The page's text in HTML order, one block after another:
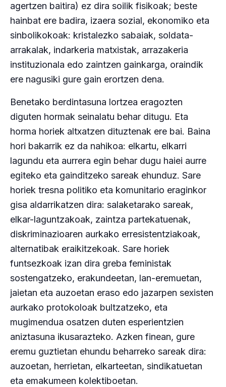
agertzen baitira) ez dira soilik fisikoak; beste
hainbat ere badira, izaera sozial, ekonomiko eta
sinbolikokoak: kristalezko sabaiak, soldata-
arrakalak, indarkeria matxistak, arrazakeria
instituzionala edo zaintzen gainkarga, oraindik
ere nagusiki gure gain erortzen dena.
Benetako berdintasuna lortzea eragozten
diguten hormak seinalatu behar ditugu. Eta
horma horiek altxatzen dituztenak ere bai. Baina
hori bakarrik ez da nahikoa: elkartu, elkarri
lagundu eta aurrera egin behar dugu haiei aurre
egiteko eta gainditzeko sareak ehunduz. Sare
horiek tresna politiko eta komunitario eraginkor
gisa aldarrikatzen dira: salaketarako sareak,
elkar-laguntzakoak, zaintza partekatuenak,
diskriminazioaren aurkako erresistentziakoak,
alternatibak eraikitzekoak. Sare horiek
funtsezkoak izan dira greba feministak
sostengatzeko, erakundeetan, lan-eremuetan,
jaietan eta auzoetan eraso edo jazarpen sexisten
aurkako protokoloak bultzatzeko, eta
mugimendua osatzen duten esperientzien
aniztasuna ikusarazteko. Azken finean, gure
eremu guztietan ehundu beharreko sareak dira:
auzoetan, herrietan, elkarteetan, sindikatuetan
eta emakumeen kolektiboetan.